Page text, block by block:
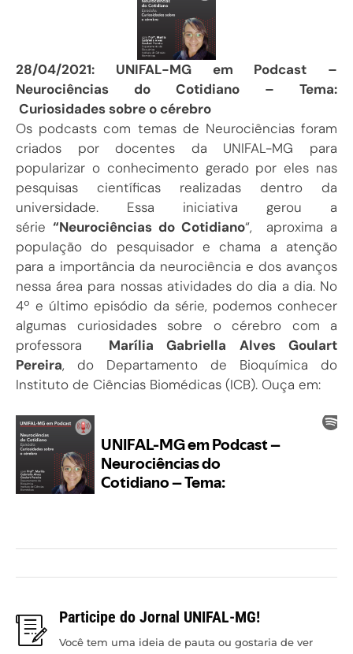
28/04/2021: UNIFAL-MG em Podcast –
Neurociências do Cotidiano – Tema:
Curiosidades sobre o cérebro
Os podcasts com temas de Neurociências foram
criados por docentes da UNIFAL-MG para
popularizar o conhecimento gerado por eles nas
pesquisas científicas realizadas dentro da
universidade. Essa iniciativa gerou a
série “Neurociências do Cotidiano“, aproxima a
população do pesquisador e chama a atenção
para a importância da neurociência e dos avanços
nessa área para nossas atividades do dia a dia. No
4º e último episódio da série, podemos conhecer
algumas curiosidades sobre o cérebro com a
professora
Marília Gabriella Alves Goulart
Pereira, do Departamento de Bioquímica do
Instituto de Ciências Biomédicas (ICB). Ouça em:
Participe do Jornal UNIFAL-MG!
Você tem uma ideia de pauta ou gostaria de ver